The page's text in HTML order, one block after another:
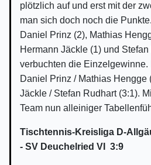
plötzlich auf und erst mit der
man sich doch noch die
Daniel Prinz (2), Mathias
Hermann Jäckle (1) und
verbuchten die Einzelgewinne.
Daniel Prinz / Mathias Hengge
Jäckle / Stefan Rudhart (3:1).
Team nun alleiniger
Tischtennis-Kreisliga D-
- SV Deuchelried VI 3:9